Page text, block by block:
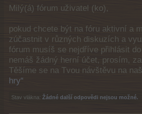
Milý(á) fórum uživatel (ko),
pokud chcete být na fóru aktivní a
zúčastnit v různých diskuzích a
fórum musíš se nejdříve přihlásit
nemáš žádný herní účet, prosím,
Těšíme se na Tvou návštěvu na
hry“
Stav vlákna: Žádné další odpovědi nejsou možné.